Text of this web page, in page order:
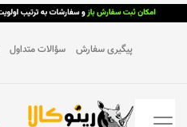
پیگیری سفارش سؤالات متداول